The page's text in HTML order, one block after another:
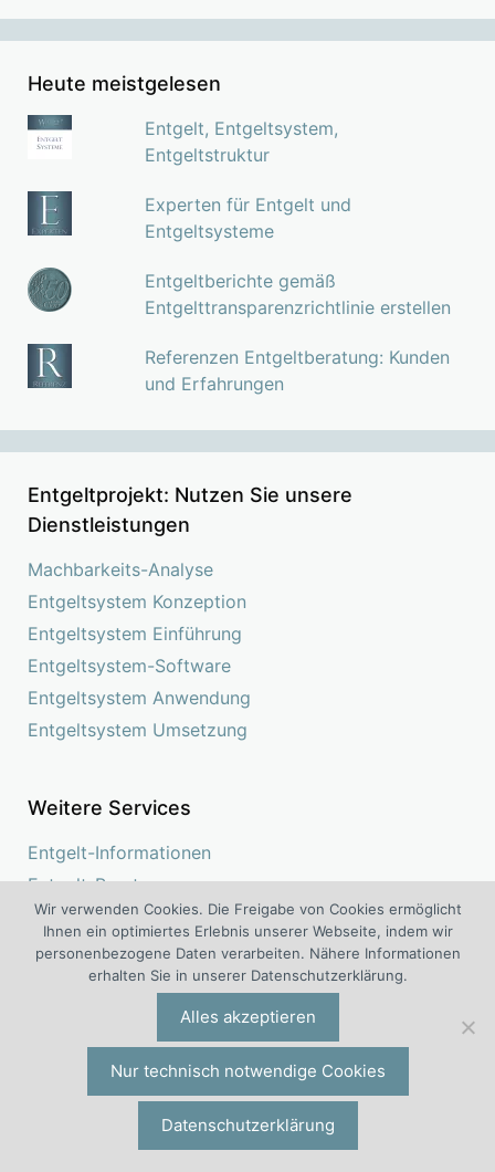
Heute meistgelesen
Entgelt, Entgeltsystem,
Entgeltstruktur
Experten für Entgelt und
Entgeltsysteme
Entgeltberichte gemäß
Entgelttransparenzrichtlinie erstellen
Referenzen Entgeltberatung: Kunden
und Erfahrungen
Entgeltprojekt: Nutzen Sie unsere
Dienstleistungen
Machbarkeits-Analyse
Entgeltsystem Konzeption
Entgeltsystem Einführung
Entgeltsystem-Software
Entgeltsystem Anwendung
Entgeltsystem Umsetzung
Weitere Services
Entgelt-Informationen
Entgelt-Beratung
Entgelt-Gutachten
Entgelt-Controlling
Entgelt-Checklisten
Entgelt-Muster Beispiele
Entgelt-Veranstaltungen
Entgelt-Vorträge
Entgelt-Lehrgänge
Wir verwenden Cookies. Die Freigabe von Cookies ermöglicht
Ihnen ein optimiertes Erlebnis unserer Webseite, indem wir
personenbezogene Daten verarbeiten. Nähere Informationen
erhalten Sie in unserer Datenschutzerklärung.
Alles akzeptieren
Nur technisch notwendige Cookies
Datenschutzerklärung